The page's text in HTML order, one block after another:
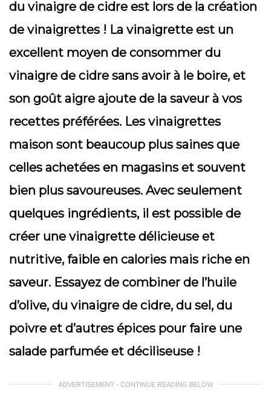
du vinaigre de cidre est lors de la création
de vinaigrettes ! La vinaigrette est un
excellent moyen de consommer du
vinaigre de cidre sans avoir à le boire, et
son goût aigre ajoute de la saveur à vos
recettes préférées. Les vinaigrettes
maison sont beaucoup plus saines que
celles achetées en magasins et souvent
bien plus savoureuses. Avec seulement
quelques ingrédients, il est possible de
créer une vinaigrette délicieuse et
nutritive, faible en calories mais riche en
saveur. Essayez de combiner de l’huile
d’olive, du vinaigre de cidre, du sel, du
poivre et d’autres épices pour faire une
salade parfumée et déciliseuse !
ADVERTISEMENT - CONTINUE READING BELOW